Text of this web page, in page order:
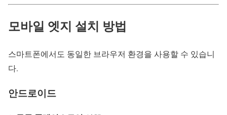
모바일 엣지 설치 방법
스마트폰에서도 동일한 브라우저 환경을 사용할 수 있습니
다.
안드로이드